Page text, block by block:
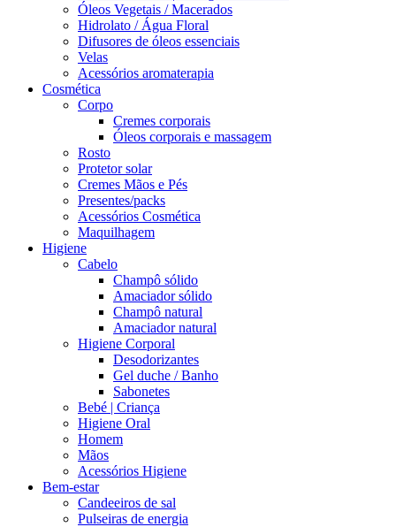
Óleos Vegetais / Macerados
Hidrolato / Água Floral
Difusores de óleos essenciais
Velas
Acessórios aromaterapia
Cosmética
Corpo
Cremes corporais
Óleos corporais e massagem
Rosto
Protetor solar
Cremes Mãos e Pés
Presentes/packs
Acessórios Cosmética
Maquilhagem
Higiene
Cabelo
Champô sólido
Amaciador sólido
Champô natural
Amaciador natural
Higiene Corporal
Desodorizantes
Gel duche / Banho
Sabonetes
Bebé | Criança
Higiene Oral
Homem
Mãos
Acessórios Higiene
Bem-estar
Candeeiros de sal
Pulseiras de energia